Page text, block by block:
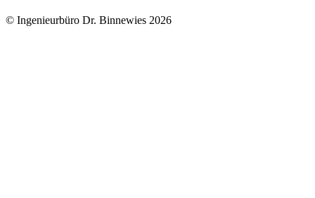
© Ingenieurbüro Dr. Binnewies 2026